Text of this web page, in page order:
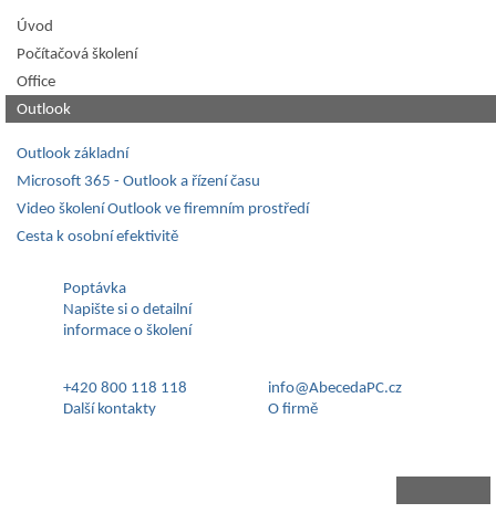
Úvod
Počítačová školení
Office
Outlook
Outlook základní
Microsoft 365 - Outlook a řízení času
Video školení Outlook ve firemním prostředí
Cesta k osobní efektivitě
Poptávka
Napište si o detailní
informace o školení
+420 800 118 118
info@AbecedaPC.cz
Další kontakty
O firmě